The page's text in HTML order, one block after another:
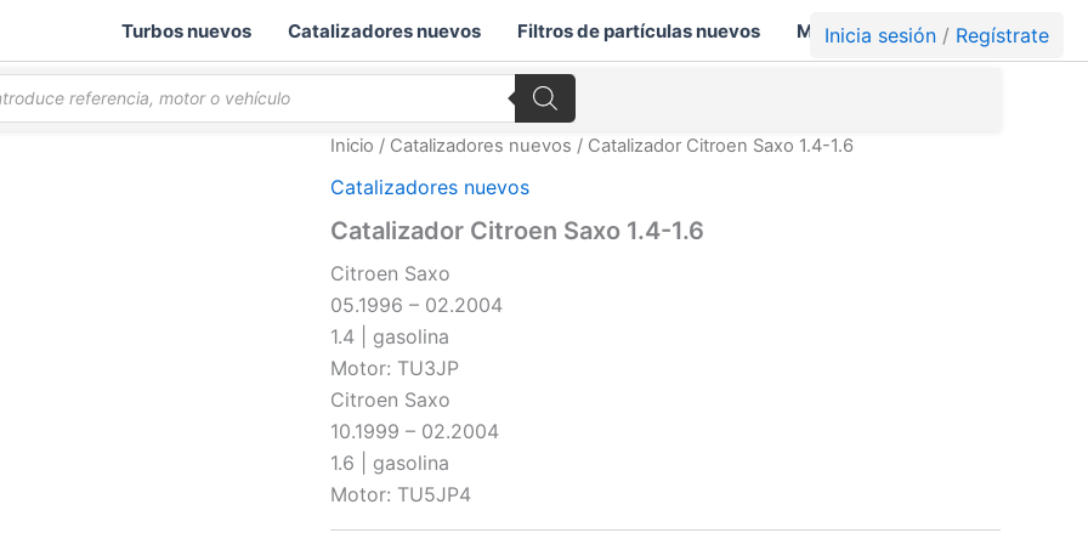
Turbos nuevos Catalizadores nuevos Filtros de partículas nuevos Mi cuenta Carrito
Inicia sesión / Regístrate
Inicio / Catalizadores nuevos / Catalizador Citroen Saxo 1.4-1.6
Catalizadores nuevos
Catalizador Citroen Saxo 1.4-1.6
Citroen Saxo
05.1996 – 02.2004
1.4 | gasolina
Motor: TU3JP
Citroen Saxo
10.1999 – 02.2004
1.6 | gasolina
Motor: TU5JP4